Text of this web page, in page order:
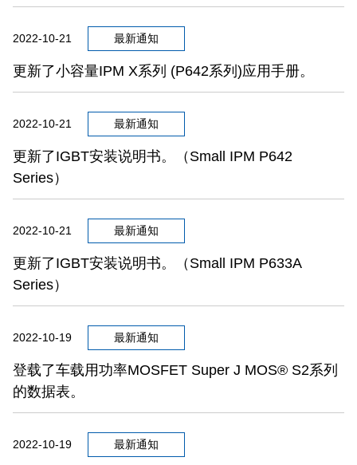
2022-10-21 最新通知
更新了小容量IPM X系列 (P642系列)应用手册。
2022-10-21 最新通知
更新了IGBT安装说明书。（Small IPM P642
Series）
2022-10-21 最新通知
更新了IGBT安装说明书。（Small IPM P633A
Series）
2022-10-19 最新通知
登载了车载用功率MOSFET Super J MOS® S2系列
的数据表。
2022-10-19 最新通知